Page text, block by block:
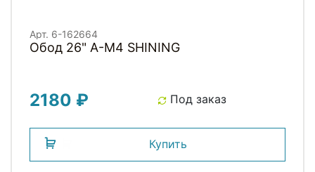
Арт. 6-162664
Обод 26" A-M4 SHINING
2180 ₽ Под заказ
Купить